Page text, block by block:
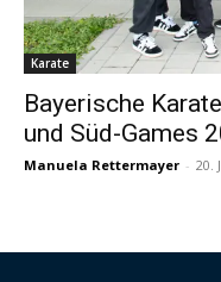
Karate
Bayerische
und Süd-Games
Manuela Rettermayer - 20.